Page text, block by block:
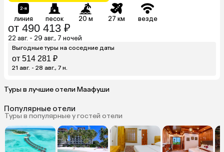
линия песок 20 м 27 км везде
от 490 413 ₽
22 авг. - 29 авг., 7 ночей
Выгодные туры на соседние даты
от 514 281 ₽
21 авг. - 28 авг., 7 н.
Туры в лучшие отели Маафуши
Популярные отели
Туры в популярные у гостей отели